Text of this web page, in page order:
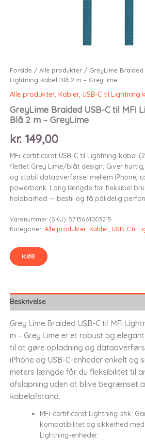
Forside / Alle produkter / GreyLime Braided
Lightning Kabel Blå 2 m – GreyLime
Alle produkter, Kabler, USB-C til Lightning
GreyLime Braided USB-C til MFi
Blå 2 m – GreyLime
kr. 149,00
MFi-certificeret USB-C til Lightning-kabel
flettet Grey Lime/blåt design. Giver
og stabil dataoverførsel mellem iPhone,
powerbank. Lang længde for fleksibel
holdbarhed — bestil og få pålidelig
Varenummer (SKU): 5713661003215
Kategorier: Alle produkter Kabler USB-C til
KØB
Beskrivelse
Grey Lime Braided USB-C til MFi
m – Grey Lime er et robust og
til at gøre opladning og
iPhone og USB-C-enheder enkelt og
meters længde får du fleksibilitet til
afslapning uden at blive begrænset
kabelafstand.
MFi-certificeret Lightning-stik:
kompatibilitet og sikkerhed
Lightning-enheder.